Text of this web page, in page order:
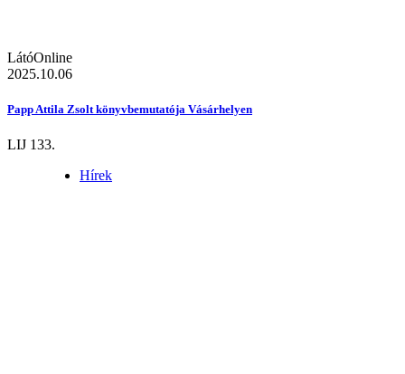
LátóOnline
2025.10.06
Papp Attila Zsolt könyvbemutatója Vásárhelyen
LIJ 133.
Hírek